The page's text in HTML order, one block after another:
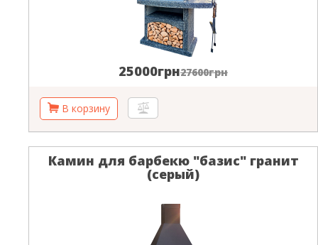
25000грн27600грн
Камин для барбекю "базис" гранит
(серый)